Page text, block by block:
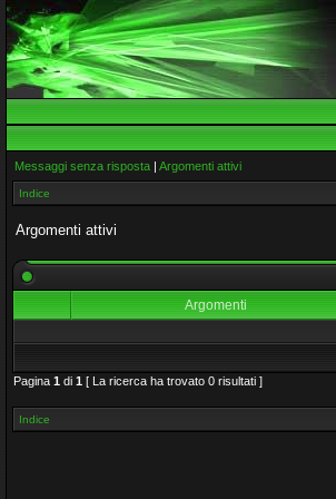
Messaggi senza risposta | Argomenti attivi
Indice
Argomenti attivi
Argomenti
Pagina 1 di 1 [ La ricerca ha trovato 0 risultati ]
Indice